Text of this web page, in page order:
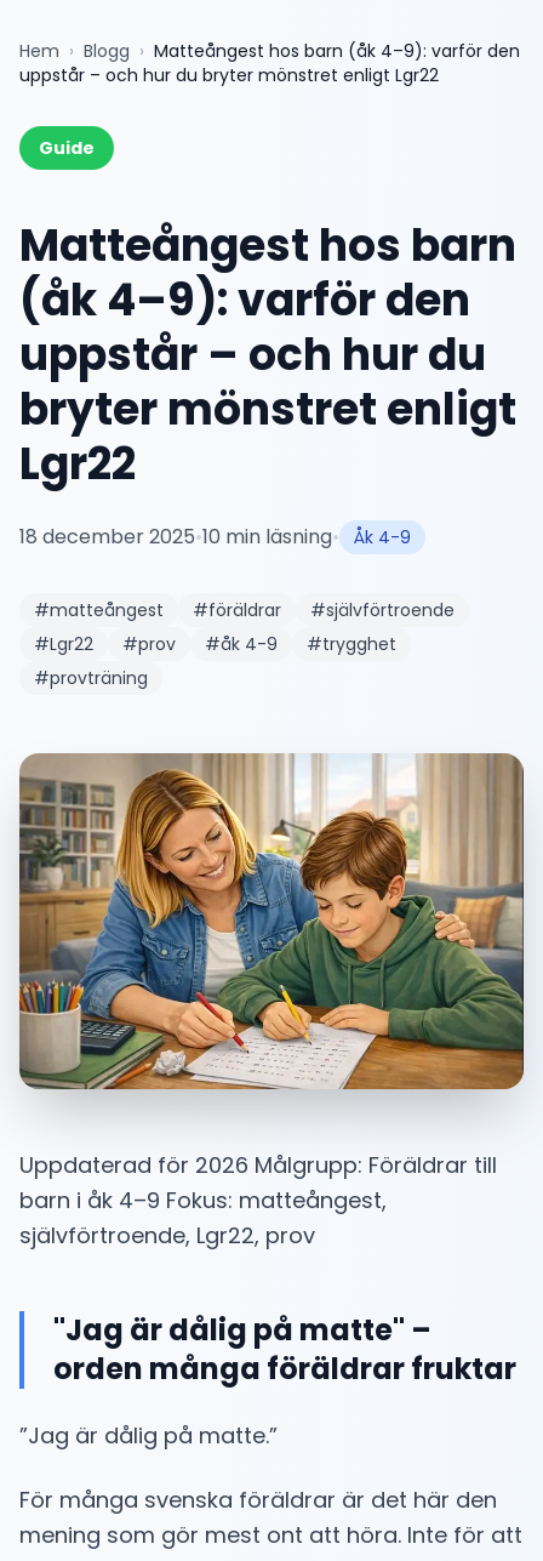
Hem › Blogg › Matteångest hos barn (åk 4–9): varför den
uppstår – och hur du bryter mönstret enligt Lgr22
Guide
Matteångest hos barn
(åk 4–9): varför den
uppstår – och hur du
bryter mönstret enligt
Lgr22
18 december 2025•10 min läsning• Åk 4-9
#matteångest #föräldrar #självförtroende
#Lgr22 #prov #åk 4-9 #trygghet
#provträning
Uppdaterad för 2026 Målgrupp: Föräldrar till
barn i åk 4–9 Fokus: matteångest,
självförtroende, Lgr22, prov
"Jag är dålig på matte" –
orden många föräldrar fruktar
”Jag är dålig på matte.”
För många svenska föräldrar är det här den
mening som gör mest ont att höra. Inte för att